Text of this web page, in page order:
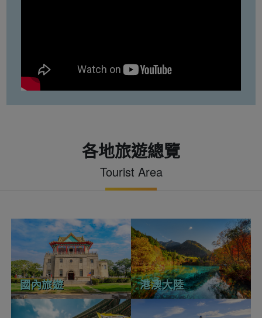
各地旅遊總覽
Tourist Area
國內旅遊 港澳大陸